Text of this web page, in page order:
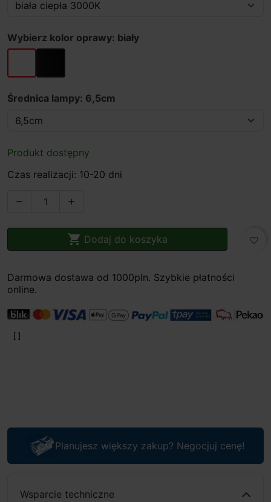
Wybierz kolor oprawy: biały
biały czarny
Średnica lampy: 6,5cm
Produkt dostępny
Czas realizacji: 10-20 dni
 
 Dodaj do koszyka favorite_border
Darmowa dostawa od 1000pln. Szybkie płatności
online.
Planujesz większy zakup? Negocjuj cenę!
Wsparcie techniczne